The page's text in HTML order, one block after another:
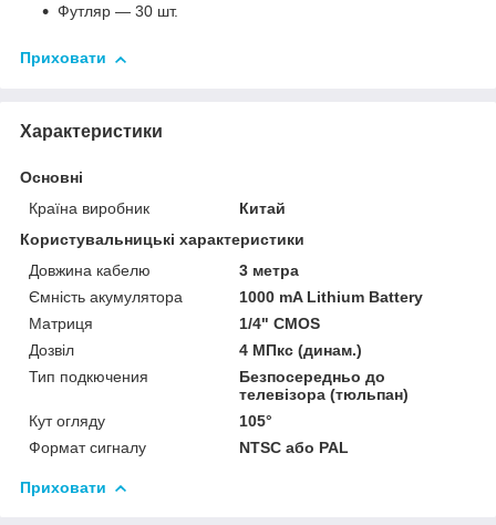
Футляр — 30 шт.
Приховати
Характеристики
Основні
Країна виробник
Китай
Користувальницькі характеристики
Довжина кабелю
3 метра
Ємність акумулятора
1000 mA Lithium Battery
Матриця
1/4" CMOS
Дозвіл
4 МПкс (динам.)
Тип подкючения
Безпосередньо до
телевізора (тюльпан)
Кут огляду
105°
Формат сигналу
NTSC або PAL
Приховати